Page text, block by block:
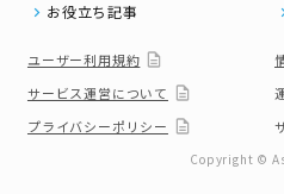
お役立ち記事
ユーザー利用規約
サービス運営について
プライバシーポリシー
Copyright ©